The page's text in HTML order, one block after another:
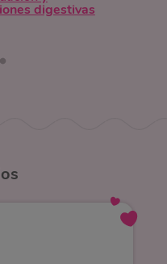
digestivas